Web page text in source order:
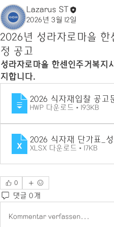
Lazarus ST
2026년 3월 12일
2026년 성라자로마을
정 공고
성라자로마을 한센인주거복지
지합니다.
2026 식자재입찰 공고
HWP 다운로드 • 193KB
2026 식자재 단가표_
XLSX 다운로드 • 17KB
0
댓글 0개
Kommentar verfassen...